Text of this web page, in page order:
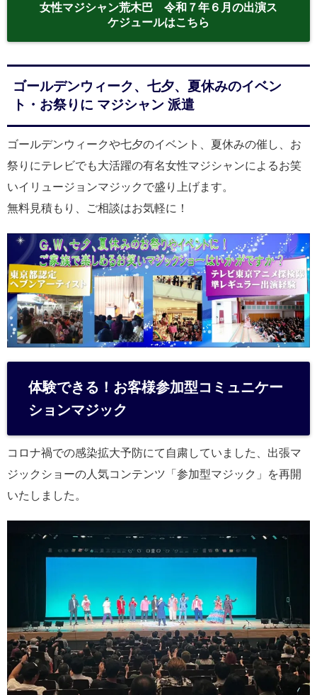
女性マジシャン荒木巴 令和７年６月の出演ス
ケジュールはこちら
ゴールデンウィーク、七夕、夏休みのイベン
ト・お祭りに マジシャン 派遣
ゴールデンウィークや七夕のイベント、夏休みの催し、お
祭りにテレビでも大活躍の有名女性マジシャンによるお笑
いイリュージョンマジックで盛り上げます。
無料見積もり、ご相談はお気軽に！
体験できる！お客様参加型コミュニケー
ションマジック
コロナ禍での感染拡大予防にて自粛していました、出張マ
ジックショーの人気コンテンツ「参加型マジック」を再開
いたしました。